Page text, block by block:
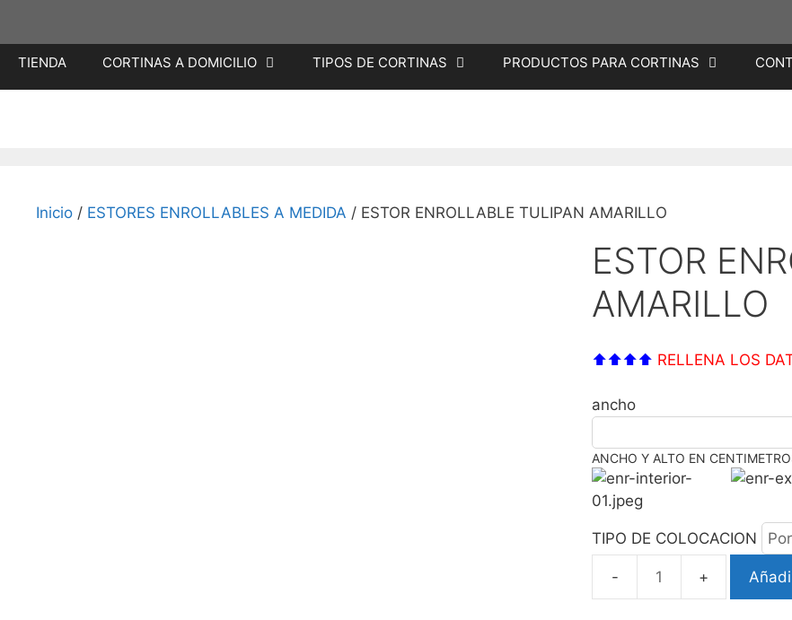
Saltar
contenido
TIENDA CORTINAS A DOMICILIO TIPOS DE CORTINAS PRODUCTOS PARA CORTINAS
Inicio / ESTORES ENROLLABLES A MEDIDA / ESTOR ENROLLABLE TULIPAN AMARILLO
ESTOR
AMARILLO
⬆⬆⬆⬆ RELLENA LOS
ancho
ANCHO Y ALTO EN
TIPO DE COLOCACION